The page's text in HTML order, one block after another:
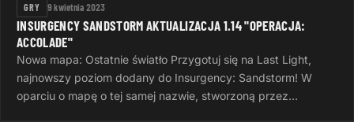
GRY 9 kwietnia 2023
INSURGENCY SANDSTORM AKTUALIZACJA 1.14 "OPERACJA:
ACCOLADE"
Nowa mapa: Ostatnie światło Przygotuj się na Last Light,
najnowszy poziom dodany do Insurgency: Sandstorm! W
oparciu o mapę o tej samej nazwie, stworzoną przez